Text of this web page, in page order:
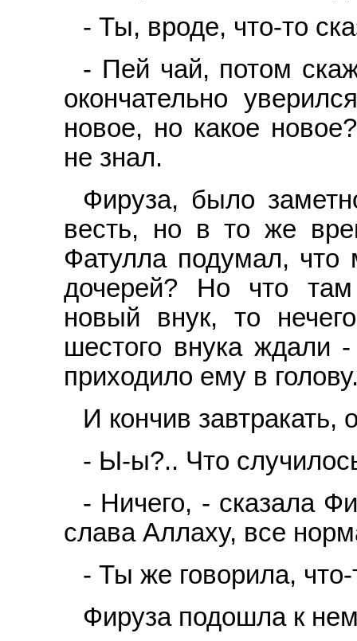
- Ты, вроде, что-то
- Пей чай, потом
окончательно
новое, но какое
не знал.
Фируза, было
весть, но в то же
Фатулла подумал, что
дочерей? Но что
новый внук, то
шестого внука ждали
приходило ему в
И кончив завтракать,
- Ы-ы?.. Что
- Ничего, - сказала
слава Аллаху, все
- Ты же говорила,
Фируза подошла к